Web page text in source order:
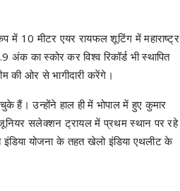
में 10 मीटर एयर रायफल शूटिंग में महाराष्ट्र
का स्कोर कर विश्व रिकॉर्ड भी स्थापित
की ओर से भागीदारी करेंगे।
हैं। उन्होंने हाल ही में भोपाल में हुए कुमार
सलेक्शन ट्रायल में प्रथम स्थान पर रहे
योजना के तहत खेलो इंडिया एथलीट के